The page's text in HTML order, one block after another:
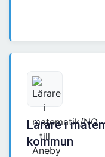
Lärare i
kommun